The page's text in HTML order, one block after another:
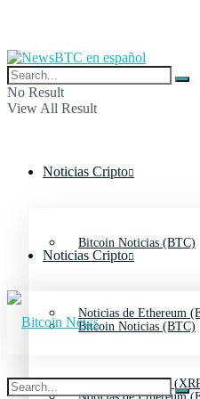
No Result
View All Result
Noticias Cripto
Bitcoin Noticias (BTC)
Noticias de Ethereum
Noticias de Ripple
Noticias Cripto
Bitcoin Noticias (BTC)